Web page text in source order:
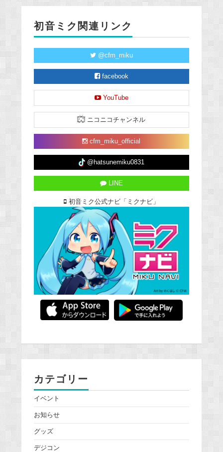
初音ミク関連リンク
@cfm_miku
facebook
YouTube
ニコニコチャンネル
cfm_miku_official
@hatsunemiku0831
LINE
初音ミク公式ナビ「ミクナビ」
カテゴリー
イベント
お知らせ
グッズ
デジコン